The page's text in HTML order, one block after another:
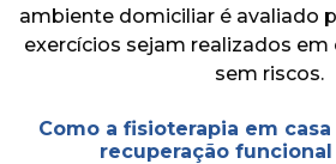
ambiente domiciliar é avaliado
exercícios sejam realizados
sem riscos.
Como a fisioterapia em
recuperação